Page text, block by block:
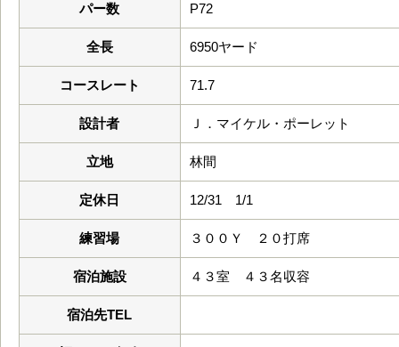
パー数 P72
全長 6950ヤード
コースレート 71.7
設計者 Ｊ．マイケル・ポーレット
立地 林間
定休日 12/31 1/1
練習場 ３００Ｙ ２０打席
宿泊施設 ４３室 ４３名収容
宿泊先TEL